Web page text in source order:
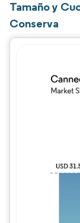
Tamaño y
Conserva